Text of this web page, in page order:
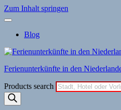
Zum Inhalt springen
Blog
Ferienunterkünfte in den
Products search